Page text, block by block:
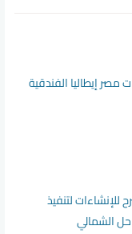
لتنفيذ
الشمالي